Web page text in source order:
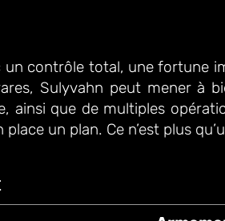
un contrôle total, une fortune
Sulyvahn peut mener à
ainsi que de multiples
un plan. Ce n’est plus